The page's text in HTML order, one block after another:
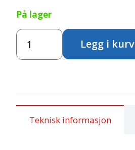
På lager
Art
Creation
–
Legg i kurv
Teknisk informasjon